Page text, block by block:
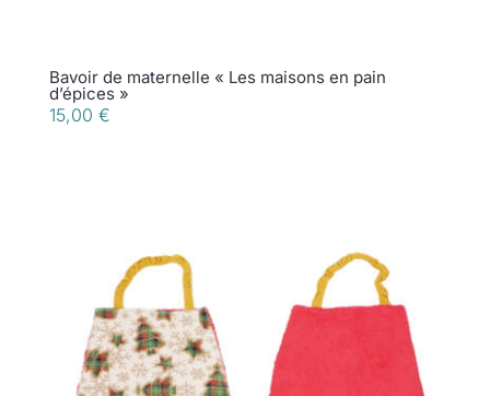
Bavoir de maternelle « Les maisons en pain
d’épices »
15,00 €